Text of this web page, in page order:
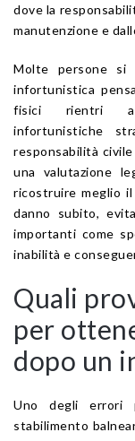
dove la
manutenzione e
Molte persone si
infortunistica
fisici rientri
infortunistiche
responsabilità
una valutazione
ricostruire meglio
danno subito,
importanti come
inabilità e
Quali
per
dopo un
Uno degli errori
stabilimento